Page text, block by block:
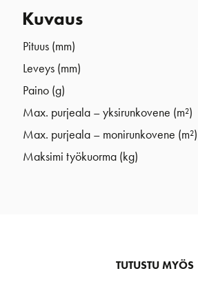
Kuvaus
Pituus (mm)
Leveys (mm)
Paino (g)
Max. purjeala – yksirunkovene (m²)
Max. purjeala – monirunkovene (m²)
Maksimi työkuorma (kg)
TUTUSTU MYÖS